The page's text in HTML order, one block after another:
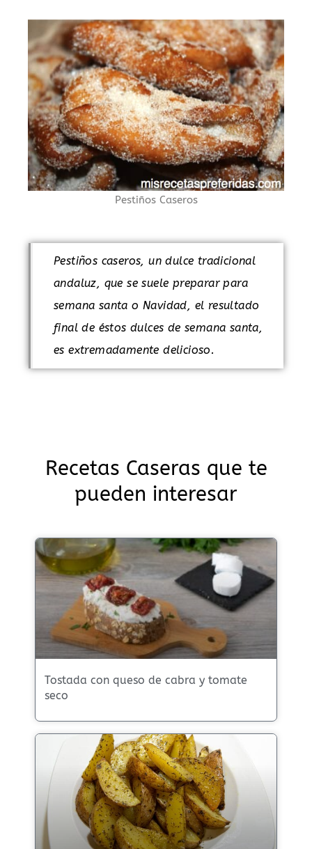
Pestiños Caseros
Pestiños caseros, un dulce tradicional
andaluz, que se suele preparar para
semana santa o Navidad, el resultado
final de éstos dulces de semana santa,
es extremadamente delicioso.
Recetas Caseras que te
pueden interesar
Tostada con queso de cabra y tomate
seco